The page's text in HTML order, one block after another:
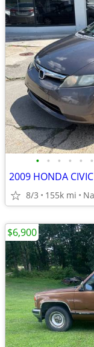
• • • • • •
2009 HONDA
8/3 155k mi
$6,900